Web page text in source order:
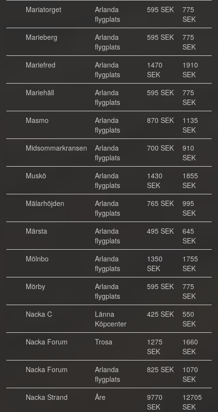
Mariatorget
Arlanda
flygplats
595 SEK
775
SEK
Marieberg
Arlanda
flygplats
595 SEK
775
SEK
Mariefred
Arlanda
flygplats
1470
SEK
1910
SEK
Mariehäll
Arlanda
flygplats
595 SEK
775
SEK
Masmo
Arlanda
flygplats
870 SEK
1135
SEK
Midsommarkransen
Arlanda
flygplats
700 SEK
910
SEK
Muskö
Arlanda
flygplats
1430
SEK
1855
SEK
Mälarhöjden
Arlanda
flygplats
765 SEK
995
SEK
Märsta
Arlanda
flygplats
495 SEK
645
SEK
Mölnbo
Arlanda
flygplats
1350
SEK
1755
SEK
Mörby
Arlanda
flygplats
595 SEK
775
SEK
Nacka C
Länna
Köpcenter
425 SEK
550
SEK
Nacka Forum
Trosa
1275
SEK
1660
SEK
Nacka Forum
Arlanda
flygplats
825 SEK
1070
SEK
Nacka Strand
Åre
9770
SEK
12705
SEK